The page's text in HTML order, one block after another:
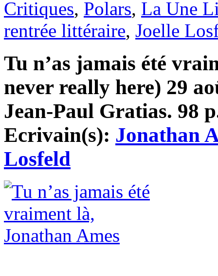
Critiques, Polars, La Une
rentrée littéraire, Joelle
Tu n’as jamais été
never really here) 29
Jean-Paul Gratias. 98
Ecrivain(s): Jonathan
Losfeld